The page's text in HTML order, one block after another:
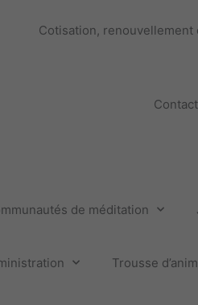
Cotisation, renouvellement
de méditation
Trousse